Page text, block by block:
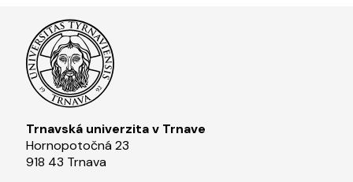
Trnavská univerzita v Trnave
Hornopotočná 23
918 43 Trnava